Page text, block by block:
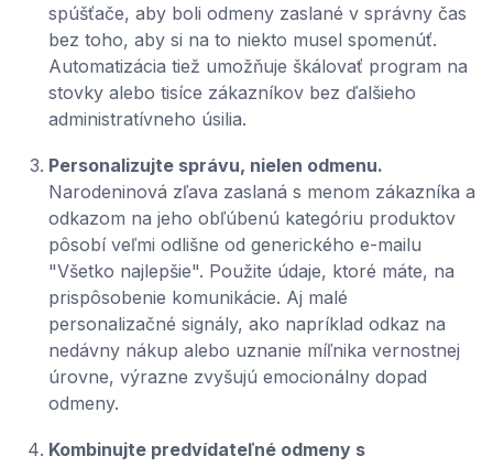
spúšťače, aby boli odmeny zaslané v správny čas
bez toho, aby si na to niekto musel spomenúť.
Automatizácia tiež umožňuje škálovať program na
stovky alebo tisíce zákazníkov bez ďalšieho
administratívneho úsilia.
Personalizujte správu, nielen odmenu.
Narodeninová zľava zaslaná s menom zákazníka a
odkazom na jeho obľúbenú kategóriu produktov
pôsobí veľmi odlišne od generického e-mailu
"Všetko najlepšie". Použite údaje, ktoré máte, na
prispôsobenie komunikácie. Aj malé
personalizačné signály, ako napríklad odkaz na
nedávny nákup alebo uznanie míľnika vernostnej
úrovne, výrazne zvyšujú emocionálny dopad
odmeny.
Kombinujte predvídateľné odmeny s